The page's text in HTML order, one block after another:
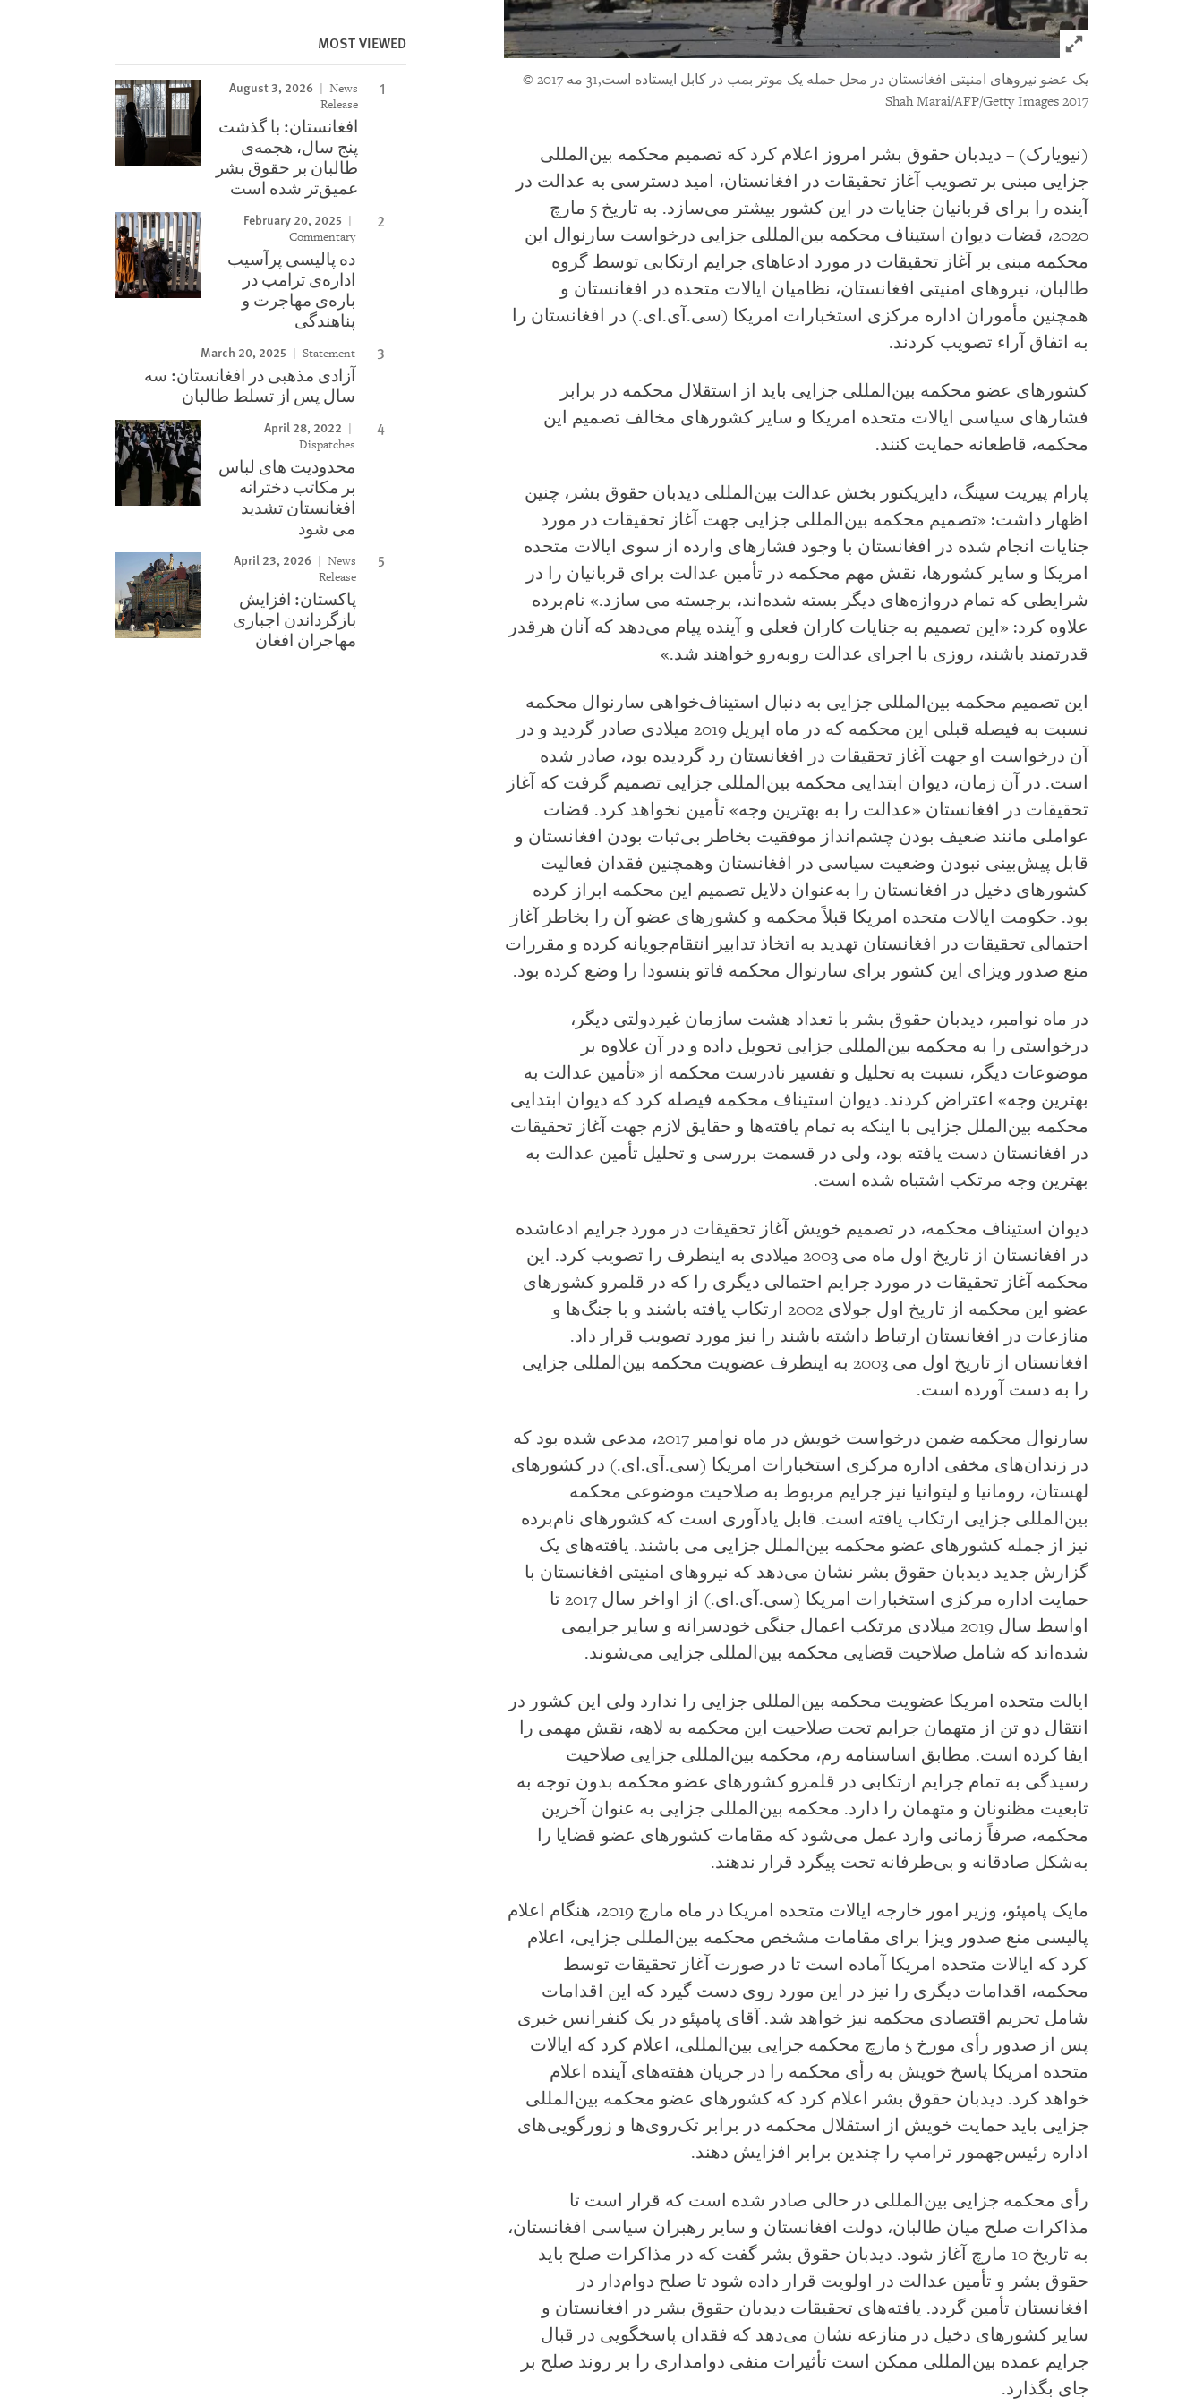
Click to expand Image
یک عضو نیروهای امنیتی افغانستان در محل حمله یک موتر بمب در‌ کابل ایستاده است,31 مه 2017
©
2017 Shah Marai/AFP/Getty Images
(نیویارک) – دیدبان حقوق بشر امروز اعلام کرد که تصمیم محکمه بین‌المللی
جزایی مبنی بر تصویب آغاز تحقیقات در افغانستان، امید دسترسی به عدالت در
آینده را برای قربانیان جنایات در این کشور بیشتر می‌سازد. به تاریخ 5 مارچ
2020، قضات دیوان استیناف محکمه بین‌المللی جزایی درخواست سارنوال این
محکمه مبنی بر آغاز تحقیقات در مورد ادعاهای جرایم ارتکابی توسط گروه
طالبان، نیروهای امنیتی افغانستان، نظامیان ایالات متحده در افغانستان و
همچنین مأموران اداره مرکزی استخبارات امریکا (سی.آی.ای.) در افغانستان را
به اتفاق آراء تصویب کردند.
کشورهای عضو محکمه بین‌المللی جزایی باید از استقلال محکمه در برابر
فشارهای سیاسی ایالات متحده امریکا و سایر کشورهای مخالف تصمیم این
محکمه، قاطعانه حمایت کنند.
پارام پیریت سینگ، دایریکتور بخش عدالت بین‌المللی دیدبان حقوق بشر، چنین
اظهار داشت: «تصمیم محکمه بین‌المللی جزایی جهت آغاز تحقیقات در مورد
جنایات انجام شده در افغانستان با وجود فشارهای وارده از سوی ایالات متحده
امریکا و سایر کشورها، نقش مهم محکمه در تأمین عدالت برای قربانیان را در
شرایطی که تمام دروازه‌های دیگر بسته شده‌اند، برجسته می سازد.» نام‌برده
علاوه کرد: «این تصمیم به جنایات کاران فعلی و آینده پیام می‌دهد که آنان هرقدر
قدرتمند باشند، روزی با اجرای عدالت روبه‌رو خواهند شد.»
این تصمیم محکمه بین‌المللی جزایی به دنبال استیناف‌خواهی سارنوال محکمه
نسبت به فیصله قبلی این محکمه که در ماه اپریل 2019 میلادی صادر گردید و در
آن درخواست او جهت آغاز تحقیقات در افغانستان رد گردیده بود، صادر شده
است. در آن زمان، دیوان ابتدایی محکمه بین‌المللی جزایی تصمیم گرفت که آغاز
تحقیقات در افغانستان «عدالت را به بهترین وجه» تأمین نخواهد کرد. قضات
عواملی مانند ضعیف بودن چشم‌انداز موفقیت بخاطر بی‌ثبات بودن افغانستان و
قابل پیش‌بینی نبودن وضعیت سیاسی در افغانستان وهمچنین فقدان فعالیت
کشورهای دخیل در افغانستان را به‌عنوان دلایل تصمیم این محکمه ابراز کرده
بود. حکومت ایالات متحده امریکا قبلاً محکمه و کشورهای عضو آن را بخاطر آغاز
احتمالی تحقیقات در افغانستان تهدید به اتخاذ تدابیر انتقام‌جویانه کرده و مقررات
منع صدور ویزای این کشور برای سارنوال محکمه فاتو بنسودا را وضع کرده بود.
در ماه نوامبر، دیدبان حقوق بشر با تعداد هشت سازمان غیردولتی دیگر،
درخواستی را به محکمه بین‌المللی جزایی تحویل داده و در آن علاوه بر
موضوعات دیگر، نسبت به تحلیل و تفسیر نادرست محکمه از «تأمین عدالت به
بهترین وجه» اعتراض کردند. دیوان استیناف محکمه فیصله کرد که دیوان ابتدایی
محکمه بین‌الملل جزایی با اینکه به تمام یافته‌ها و حقایق لازم جهت آغاز تحقیقات
در افغانستان دست یافته بود، ولی در قسمت بررسی و تحلیل تأمین عدالت به
بهترین وجه مرتکب اشتباه شده است.
دیوان استیناف محکمه، در تصمیم خویش آغاز تحقیقات در مورد جرایم ادعاشده
در افغانستان از تاریخ اول ماه می 2003 میلادی به اینطرف را تصویب کرد. این
محکمه آغاز تحقیقات در مورد جرایم احتمالی دیگری را که در قلمرو کشورهای
عضو این محکمه از تاریخ اول جولای 2002 ارتکاب یافته باشند و با جنگ‌ها و
منازعات در افغانستان ارتباط داشته باشند را نیز مورد تصویب قرار داد.
افغانستان از تاریخ اول می 2003 به اینطرف عضویت محکمه بین‌المللی جزایی
را به‌ دست آورده است.
سارنوال محکمه ضمن درخواست خویش در ماه نوامبر 2017، مدعی شده بود که
در زندان‌های مخفی اداره مرکزی استخبارات امریکا (سی.آی.ای.) در کشورهای
لهستان، رومانیا و لیتوانیا نیز جرایم مربوط به صلاحیت موضوعی محکمه
بین‌المللی جزایی ارتکاب یافته است. قابل یادآوری است که کشورهای نام‌برده
نیز از جمله کشورهای عضو محکمه بین‌الملل جزایی می باشند. یافته‌های یک
گزارش جدید دیدبان حقوق بشر نشان می‌دهد که نیروهای امنیتی افغانستان با
حمایت اداره مرکزی استخبارات امریکا (سی.آی.ای.) از اواخر سال 2017 تا
اواسط سال 2019 میلادی مرتکب اعمال جنگی خودسرانه و سایر جرایمی
شده‌اند که شامل صلاحیت قضایی محکمه بین‌المللی جزایی می‌شوند.
ایالت متحده امریکا عضویت محکمه بین‌المللی جزایی را ندارد ولی این کشور در
انتقال دو تن از متهمان جرایم تحت صلاحیت این محکمه به لاهه، نقش مهمی را
ایفا کرده است. مطابق اساسنامه رم، محکمه بین‌المللی جزایی صلاحیت
رسیدگی به تمام جرایم ارتکابی در قلمرو کشورهای عضو محکمه بدون توجه به
تابعیت مظنونان و متهمان را دارد. محکمه بین‌المللی جزایی به عنوان آخرین
محکمه، صرفاً زمانی وارد عمل می‌شود که مقامات کشورهای عضو قضایا را
به‌شکل صادقانه و بی‌طرفانه تحت پیگرد قرار ندهند.
مایک پامپئو، وزیر امور خارجه ایالات متحده امریکا در ماه مارچ 2019، هنگام اعلام
پالیسی منع صدور ویزا برای مقامات مشخص محکمه بین‌المللی جزایی، اعلام
کرد که ایالات متحده امریکا آماده است تا در صورت آغاز تحقیقات توسط
محکمه، اقدامات دیگری را نیز در این مورد روی دست گیرد که این اقدامات
شامل تحریم اقتصادی محکمه نیز خواهد شد. آقای پامپئو در یک کنفرانس خبری
پس از صدور رأی مورخ 5 مارچ محکمه جزایی بین‌المللی، اعلام کرد که ایالات
متحده امریکا پاسخ خویش به رأی محکمه را در جریان هفته‌های آینده اعلام
خواهد کرد. دیدبان حقوق بشر اعلام کرد که کشورهای عضو محکمه بین‌المللی
جزایی باید حمایت خویش از استقلال محکمه در برابر تک‌روی‌ها و زورگویی‌های
اداره رئیس‌جهمور ترامپ را چندین برابر افزایش دهند.
رأی محکمه جزایی بین‌المللی در حالی صادر شده است که قرار است تا
مذاکرات صلح میان طالبان، دولت افغانستان و سایر رهبران سیاسی افغانستان،
به تاریخ 10 مارچ آغاز شود. دیدبان حقوق بشر گفت که در مذاکرات صلح باید
حقوق بشر و تأمین عدالت در اولویت قرار داده شود تا صلح دوام‌دار در
افغانستان تأمین گردد. یافته‌های تحقیقات دیدبان حقوق بشر در افغانستان و
سایر کشورهای دخیل در منازعه نشان می‌دهد که فقدان پاسخگویی در قبال
جرایم عمده بین‌المللی ممکن است تأثیرات منفی دوامداری را بر روند صلح بر
جای بگذارد.
MOST VIEWED
August 3, 2026
News
Release
افغانستان: با گذشت
پنج سال، هجمه‌ی
طالبان بر حقوق بشر
عمیق‌تر شده است
February 20, 2025
Commentary
ده پالیسی پرآسیب
اداره‌ی ترامپ در
باره‌ی مهاجرت و
پناهندگی
March 20, 2025 Statement
آزادی مذهبی در افغانستان: سه
سال پس از تسلط طالبان
April 28, 2022
Dispatches
محدودیت های لباس
بر مکاتب دخترانه
افغانستان تشدید
می شود
April 23, 2026
News
Release
پاکستان: افزایش
بازگرداندن اجباری
مهاجران افغان